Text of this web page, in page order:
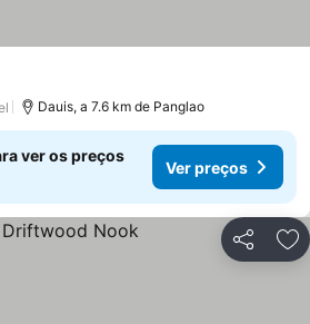
Dauis, a 7.6 km de Panglao
ver os preços
Ver preços
Partilhar